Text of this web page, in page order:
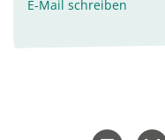
E-Mail schreiben